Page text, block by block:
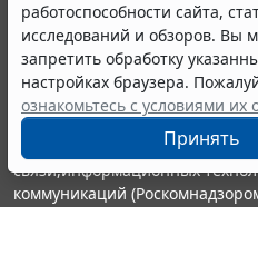
работоспособности сайта,
исследований и обзоров. Вы
запретить обработку
настройках браузера.
ознакомьтесь с условиями их
Принять
© ООО "НПП "ГАРАНТ-СЕРВИС",
выпускается с 1990 года.
являются участниками
информации ГАРАНТ.
Портал ГАРАНТ.РУ
издания Федеральной
связи,информационных
коммуникаций